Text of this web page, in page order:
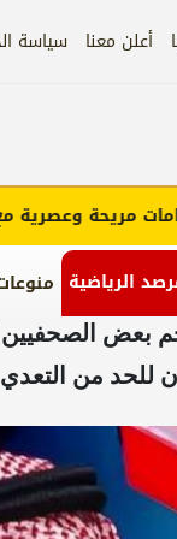
أعلن معنا سياسة
الرياضية
مريحة وعصرية مع
بعض الصحفيين
للحد من التعدي